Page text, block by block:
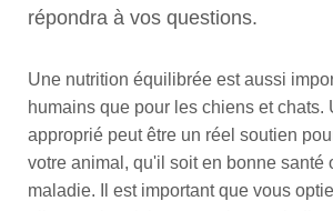
répondra à vos questions.
Une nutrition équilibrée est aussi
humains que pour les chiens et chats.
approprié peut être un réel soutien
votre animal, qu'il soit en bonne santé
maladie. Il est important que vous